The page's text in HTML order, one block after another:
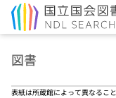
図書
表紙は所蔵館によって異なるこ